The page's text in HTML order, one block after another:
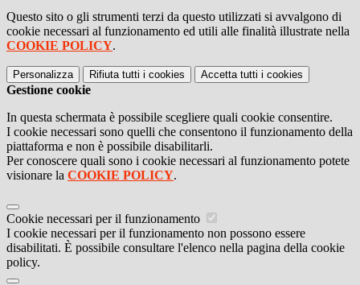
Questo sito o gli strumenti terzi da questo utilizzati si avvalgono di
cookie necessari al funzionamento ed utili alle finalità illustrate nella
COOKIE POLICY.
Personalizza Rifiuta tutti i cookies Accetta tutti i cookies
Gestione cookie
In questa schermata è possibile scegliere quali cookie consentire.
I cookie necessari sono quelli che consentono il funzionamento della
piattaforma e non è possibile disabilitarli.
Per conoscere quali sono i cookie necessari al funzionamento potete
visionare la COOKIE POLICY.
Cookie necessari per il funzionamento
I cookie necessari per il funzionamento non possono essere
disabilitati. È possibile consultare l'elenco nella pagina della cookie
policy.